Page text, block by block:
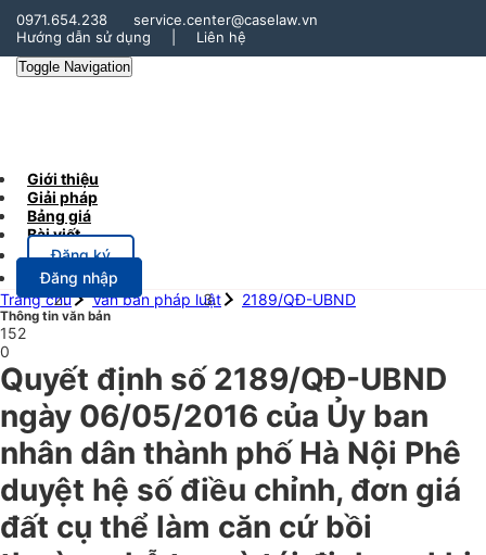
0971.654.238
service.center@caselaw.vn
Hướng dẫn sử dụng
Liên hệ
Toggle Navigation
Giới thiệu
Giải pháp
Bảng giá
Bài viết
Đăng ký
Đăng nhập
Trang chủ
Văn bản pháp luật 2189/QĐ-UBND
Thông tin văn bản
152
0
Quyết định số 2189/QĐ-UBND
ngày 06/05/2016 của Ủy ban
nhân dân thành phố Hà Nội Phê
duyệt hệ số điều chỉnh, đơn giá
đất cụ thể làm căn cứ bồi